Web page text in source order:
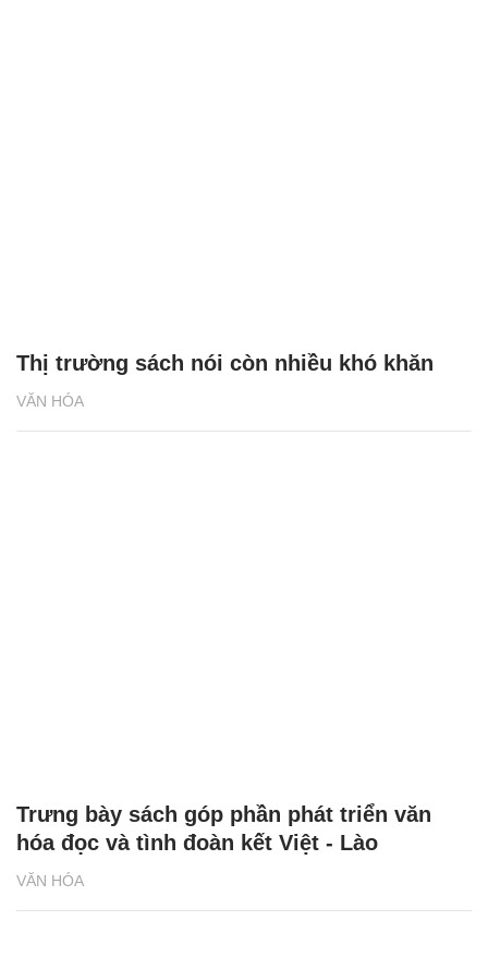
VĂN HÓA
Thị trường sách nói còn nhiều khó khăn
VĂN HÓA
Trưng bày sách góp phần phát triển văn
hóa đọc và tình đoàn kết Việt - Lào